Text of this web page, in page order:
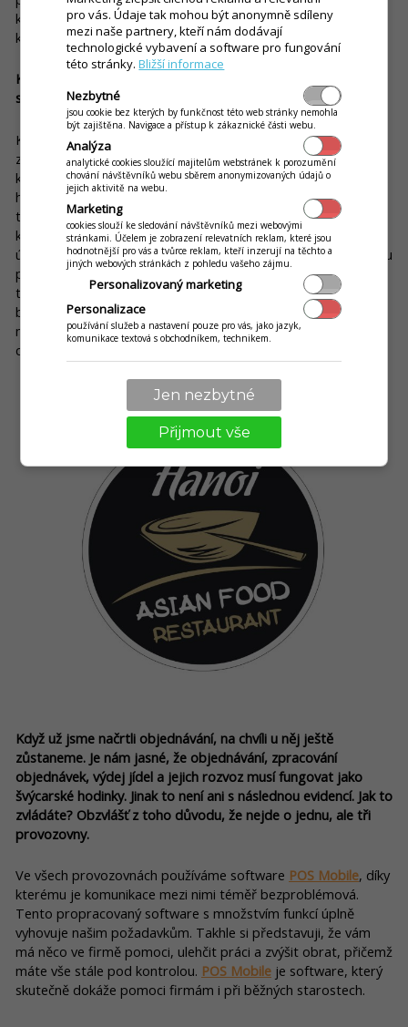
kvalitním dřevem umožňují našim produktům neztrácet na
kvalitě.
Kdybychom si chtěli objednat dobrý a vydatný oběd, jakou
specialitku byste nám doporučila?
Kdybyste měli chuť na klasický oběd, určitě bychom se zaručili
za každé jídlo naobědovém menu , protože zkušenosti
kuchařů se promítají na prázdných talířích. Pizza je dělaná tzv.
hand-made – každá jedna je ručně vyrobená z čerstvého
těsta. Navíc kvalitní suroviny zaručí tu neskutečnou chuť,
kterou všichni tak moc milujeme. V Asian Food Restaurantu je
úplnou topkou ostrá kyselá polévka doplněná mladou cibulkou
podle originální receptury, jíž mají kuchaři jako know-how
tajemství. Pro zákazníky, kteří mají rádi asijskou kcuchyni,
bychom doporučili Bun Bo Nam Bo. Toto spojení hovězího
masa s rýžovými nudlemi ačerstvou zeleninouje kombinací
chutí, jež stojí za to vyzkoušet.
Když už jsme načrtli objednávání, na chvíli u něj ještě
zůstaneme. Je nám jasné, že objednávání, zpracování
objednávek, výdej jídel a jejich rozvoz musí fungovat jako
švýcarské hodinky. Jinak to není ani s následnou evidencí. Jak to
zvládáte? Obzvlášť z toho důvodu, že nejde o jednu, ale tři
provozovny.
Ve všech provozovnách používáme software POS Mobile, díky
kterému je komunikace mezi nimi téměř bezproblémová.
Tento propracovaný software s množstvím funkcí úplně
vyhovuje našim požadavkům. Takhle si představuji, že vám
má něco ve firmě pomoci, ulehčit práci a zvýšit obrat, přičemž
máte vše stále pod kontrolou. POS Mobile je software, který
skutečně dokáže pomoci firmám i při běžných starostech.
pro vás. Údaje tak mohou být anonymně sdíleny
mezi naše partnery, kteří nám dodávají
technologické vybavení a software pro fungování
této stránky.Bližší informace
Nezbytné
jsou cookie bez kterých by funkčnost této web stránky nemohla
být zajištěna. Navigace a přístup k zákaznické části webu.
Analýza
analytické cookies sloužící majitelům webstránek k porozumění
chování návštěvníků webu sběrem anonymizovaných údajů o
jejich aktivitě na webu.
Marketing
cookies slouží ke sledování návštěvníků mezi webovými
stránkami. Účelem je zobrazení relevatních reklam, které jsou
hodnotnější pro vás a tvůrce reklam, kteří inzerují na těchto a
jiných webových stránkách z pohledu vašeho zájmu.
Personalizovaný marketing
Personalizace
používání služeb a nastavení pouze pro vás, jako jazyk,
komunikace textová s obchodníkem, technikem.
Jen nezbytné
Přijmout vše